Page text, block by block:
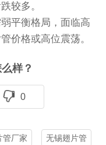
较多。
平衡格局，面临高
价格或高位震荡。
样？
0
管厂家 无锡翅片管